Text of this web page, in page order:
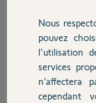
Chauffage
Autres
il y a presque
Nous
pouvez
l'utilisation
services
n’affectera
cependant